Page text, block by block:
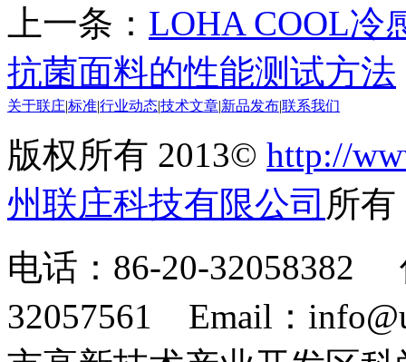
上一条： LOHA COOL冷
抗菌面料的性能测试方法
关于联庄标准行业动态技术文章 新品发布联系我们
版权所有 2013© http://
州联庄科技有限公司 所
电话：86-20-32058382
32057561 Email：